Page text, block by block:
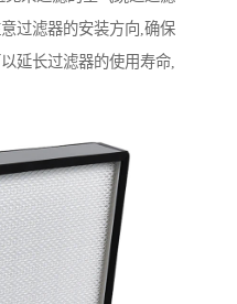
过滤器的安装方向,确保
延长过滤器的使用寿命,